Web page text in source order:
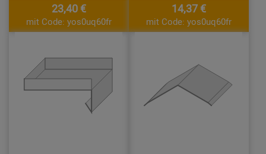
23,40 €
mit Code: yos0uq60fr
14,37 €
mit Code: yos0uq60fr